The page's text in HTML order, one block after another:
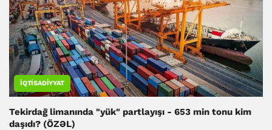
İQTISADIYYAT
Tekirdağ limanında "yük" partlayışı - 653 min tonu kim
daşıdı? (ÖZƏL)